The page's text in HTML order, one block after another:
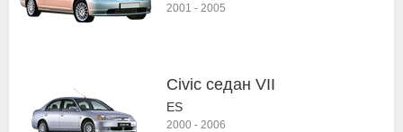
2001 - 2005
Civic седан VII
ES
2000 - 2006